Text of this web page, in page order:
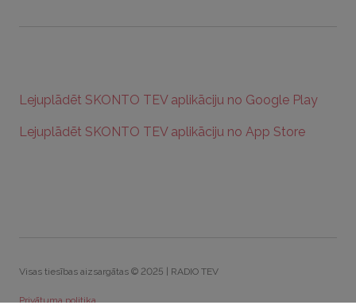
Lejuplādēt SKONTO TEV aplikāciju no Google Play
Lejuplādēt SKONTO TEV aplikāciju no App Store
Visas tiesības aizsargātas © 2025 | RADIO TEV
Privātuma politika